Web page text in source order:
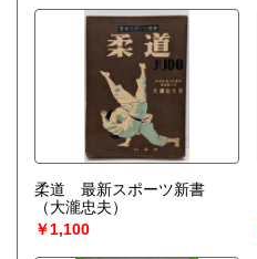
柔道 最新スポーツ新書
（大瀧忠夫）
￥1,100